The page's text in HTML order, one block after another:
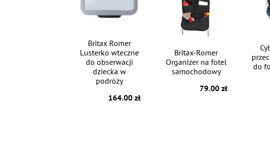
Britax Romer
Lusterko wteczne
do obserwacji
dziecka w
podróży
164.00 zł
Britax-Romer
Organizer na fotel
samochodowy
79.00 zł
do